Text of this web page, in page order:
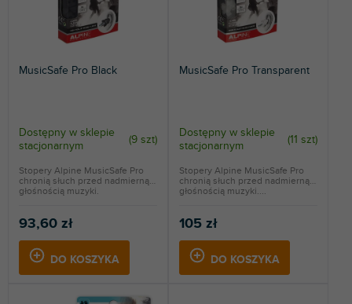
ALFABETYCZNIE
MusicSafe Pro Black
Dostępny w sklepie
stacjonarnym
(9 szt)
93,60 zł
DO KOSZYKA
Stopery Alpine MusicSafe Pro
chronią słuch przed nadmierną
głośnością muzyki.
MusicSafe Pro Transparent
Dostępny w sklepie
stacjonarnym
(11 szt)
105 zł
DO KOSZYKA
Stopery Alpine MusicSafe Pro
chronią słuch przed nadmierną
głośnością muzyki....